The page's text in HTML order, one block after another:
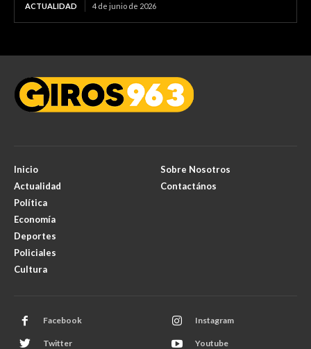
ACTUALIDAD 4 de junio de 2026
Inicio
Actualidad
Política
Economía
Deportes
Policiales
Cultura
Sobre Nosotros
Contactános
Facebook Instagram
Twitter Youtube